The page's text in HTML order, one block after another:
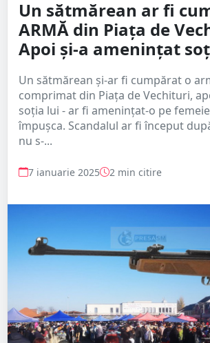
Un sătmărean ar fi
ARMĂ din Piața de
Apoi și-a amenințat
Un sătmărean și-ar fi cumpărat o
comprimat din Piața de Vechituri,
soția lui - ar fi amenințat-o pe
împușca. Scandalul ar fi început
nu s-...
7 ianuarie 2025 2 min citire